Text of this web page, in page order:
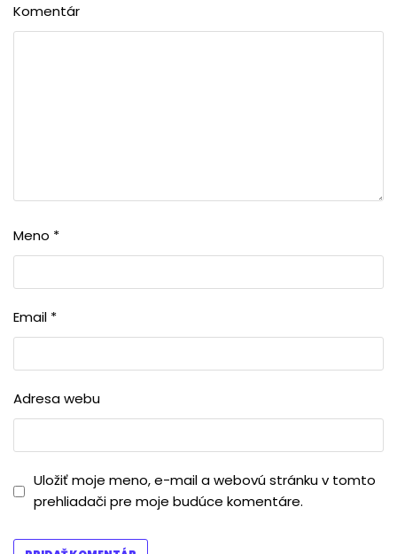
Komentár
Meno *
Email *
Adresa webu
Uložiť moje meno, e-mail a webovú stránku v tomto
prehliadači pre moje budúce komentáre.